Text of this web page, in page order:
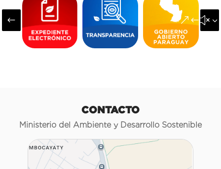
#
CONTACTO
Ministerio del Ambiente y Desarrollo Sostenible